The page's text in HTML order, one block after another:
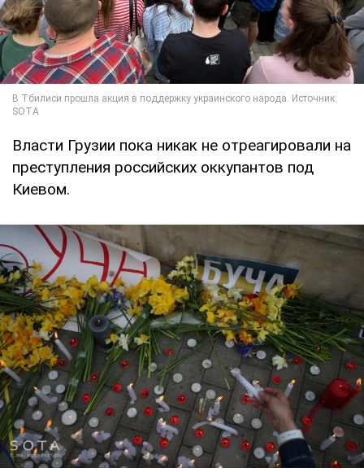
Власти Грузии пока никак не отреагировали на
преступления российских оккупантов под
Киевом.